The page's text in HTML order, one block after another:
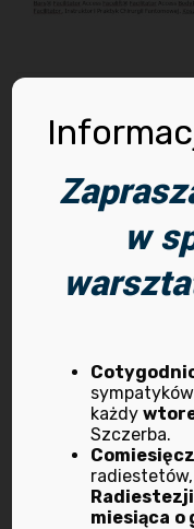
Kurs
od podstaw –
stopień I, pt.
„Zdrowie w
Harmonii
– Start 19
kwietnia godz.
18.00
Previous post
w
każdy
Szczerba.
miesiąca o